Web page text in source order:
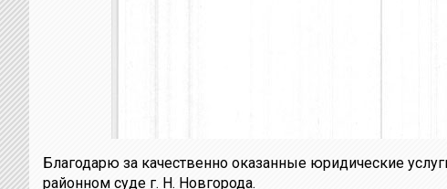
Благодарю за качественно оказанные юридические
районном суде г. Н. Новгорода.